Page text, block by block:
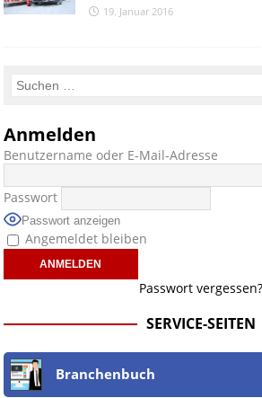
19. Januar 2016
Anmelden
Benutzername oder E-Mail-Adresse
Passwort
Passwort anzeigen
Angemeldet bleiben
Passwort vergessen?
SERVICE-SEITEN
Branchenbuch